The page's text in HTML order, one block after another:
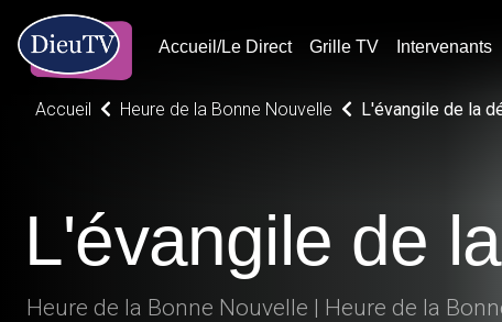
Accueil/Le Direct Grille TV Intervenants
Accueil Heure de la Bonne Nouvelle L'évangile de la
L'évangile de
Heure de la Bonne Nouvelle | Heure de la